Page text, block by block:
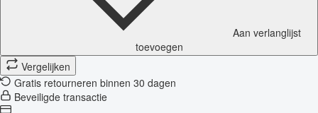
Aan verlanglijst
toevoegen
Vergelijken
Gratis retourneren binnen 30 dagen
Beveiligde transactie